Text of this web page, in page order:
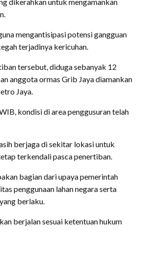
mengantisipasi potensi gangguan
terjadinya kericuhan.
tersebut, diduga sebanyak 12
anggota ormas Grib Jaya diamankan
Jaya.
kondisi di area penggusuran telah
berjaga di sekitar lokasi untuk
terkendali pasca penertiban.
bagian dari upaya pemerintah
penggunaan lahan negara serta
berlaku.
berjalan sesuai ketentuan hukum